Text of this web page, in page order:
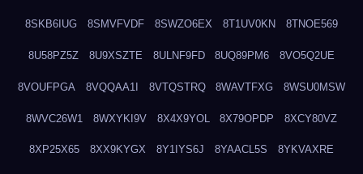
8SKB6IUG 8SMVFVDF 8SWZO6EX 8T1UV0KN 8TNOE569
8U58PZ5Z 8U9XSZTE 8ULNF9FD 8UQ89PM6 8VO5Q2UE
8VOUFPGA 8VQQAA1I 8VTQSTRQ 8WAVTFXG 8WSU0MSW
8WVC26W1 8WXYKI9V 8X4X9YOL 8X79OPDP 8XCY80VZ
8XP25X65 8XX9KYGX 8Y1IYS6J 8YAACL5S 8YKVAXRE